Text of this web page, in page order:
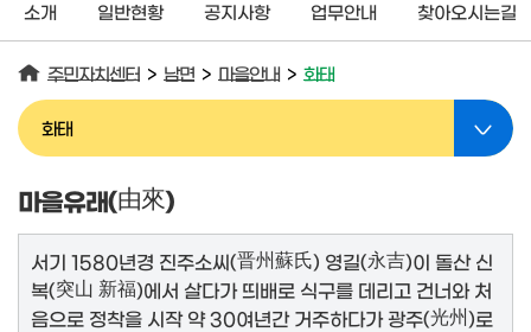
소개 일반현황 공지사항 업무안내 찾아오시는길
주민자치센터 > 남면 > 마을안내 > 화태
화태
마을유래(由來)
서기 1580년경 진주소씨(晋州蘇氏) 영길(永吉)이 돌산 신
복(突山 新福)에서 살다가 띄배로 식구를 데리고 건너와 처
음으로 정착을 시작 약 30여년간 거주하다가 광주(光州)로